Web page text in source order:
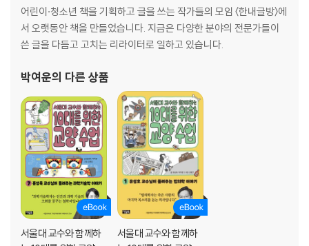
동물의 희생을 줄이려는 노력
체세포 복제 시대
멸정 위기 동물 복제
어린이·청소년 책을 기획하고 글을 쓰는 작가들의 모임 〈한내글방〉에
서 오랫동안 책을 만들었습니다. 지금은 다양한 분야의 전문가들이
쓴 글을 다듬고 고치는 리라이터로 일하고 있습니다.
박여운의 다른 상품
서울대 교수와 함께하
서울대 교수와 함께하